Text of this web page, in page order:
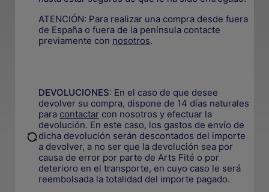
ATENCIÓN: Para realizar una compra desde fuera
de España o fuera de la península contacte
previamente con nosotros.
DEVOLUCIONES: En el caso de que desee
devolver su compra, dispone de 14 días naturales
para contactar con nosotros y efectuar la
devolución. En este caso, los gastos de envío de
dicha devolución serán descontados del importe
a devolver, a no ser que la devolución sea por
causa de error por parte de Arts Fité o por
deterioro en el transporte, en cuyo caso le será
reembolsada la totalidad del importe pagado.